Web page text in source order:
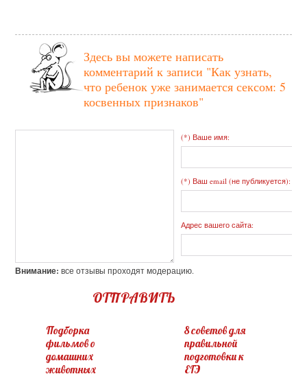
Здесь вы можете написать
комментарий к записи "Как узнать,
что ребенок уже занимается сексом: 5
косвенных признаков"
(*) Ваше имя:
(*) Ваш email (не публикуется):
Адрес вашего сайта:
Внимание: все отзывы проходят модерацию.
ОТПРАВИТЬ
Подборка
фильмов о
домашних
животных
8 советов для
правильной
подготовки к
ЕГЭ